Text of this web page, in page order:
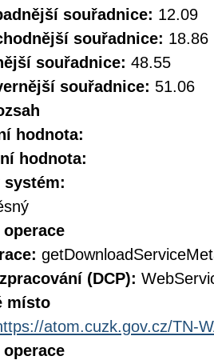
souřadnice: 12.09
souřadnice: 18.86
souřadnice: 48.55
souřadnice: 51.06
hodnota:
hodnota:
systém:
(DCP):
místo
atom.cuzk.gov.cz/TN-